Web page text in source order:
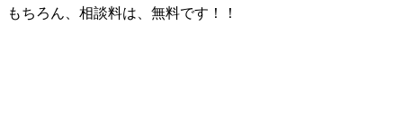
もちろん、相談料は、無料です！！